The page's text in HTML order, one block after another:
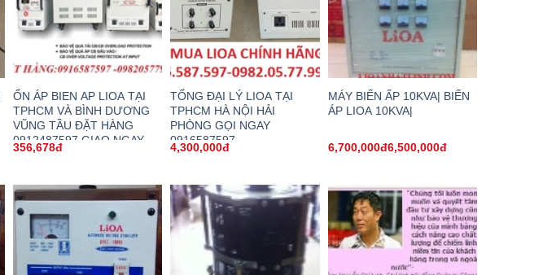
ỔN ÁP BIEN AP LIOA TẠI
TPHCM VÀ BÌNH DƯƠNG
VŨNG TẦU ĐẶT HÀNG
0912487597 GIAO NGAY
SAU 30P
356,678đ
TỔNG ĐẠI LÝ LIOA TẠI
TPHCM HÀ NỘI HẢI
PHÒNG GỌI NGAY
0916587597
4,300,000đ
MÁY BIẾN ẤP 10KVA| BIẾN
ÁP LIOA 10KVA|
6,700,000đ6,500,000đ